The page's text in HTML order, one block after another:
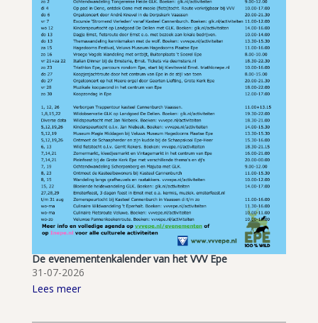
De evenementenkalender van het VVV Epe
31-07-2026
Lees meer